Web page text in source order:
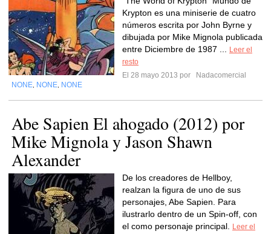
Krypton es una miniserie de cuatro
números escrita por John Byrne y
dibujada por Mike Mignola publicada
entre Diciembre de 1987 ...
Leer el
resto
El 28 mayo 2013 por
Nadacomercial
NONE NONE NONE
Abe Sapien El ahogado (2012) por
Mike Mignola y Jason Shawn
Alexander
De los creadores de Hellboy,
realzan la figura de uno de sus
personajes, Abe Sapien. Para
ilustrarlo dentro de un Spin-off, con
el como personaje principal.
Leer el